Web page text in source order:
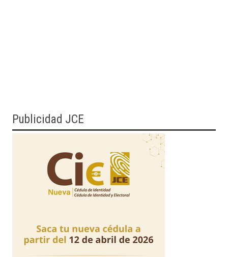
Publicidad JCE